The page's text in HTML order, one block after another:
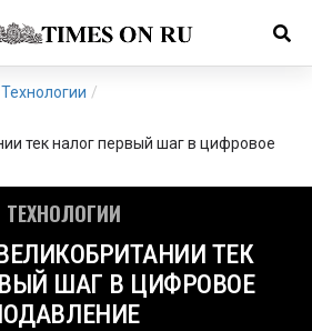
Технологии /
тек налог первый шаг в цифровое
ТЕХНОЛОГИИ
ТЕК
ШАГ В ЦИФРОВОЕ